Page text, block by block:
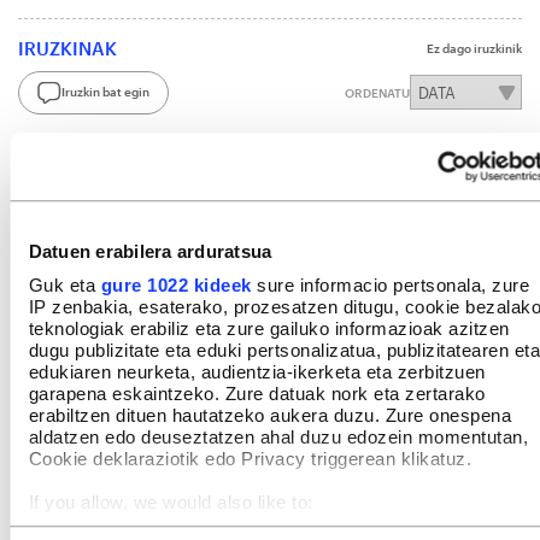
Datuen erabilera arduratsua
Guk eta gure 1022 kideek sure informacio pertsonala, zure
IP zenbakia, esaterako, prozesatzen ditugu, cookie bezalako
teknologiak erabiliz eta zure gailuko informazioak azitzen
dugu publizitate eta eduki pertsonalizatua, publizitatearen eta
edukiaren neurketa, audientzia-ikerketa eta zerbitzuen
garapena eskaintzeko. Zure datuak nork eta zertarako
erabiltzen dituen hautatzeko aukera duzu. Zure onespena
aldatzen edo deuseztatzen ahal duzu edozein momentutan,
Cookie deklaraziotik edo Privacy triggerean klikatuz.
If you allow, we would also like to:
Collect information about your geographical location
IRUZKINAK Ez dago iruzkinik
Iruzkin bat egin ORDENATU